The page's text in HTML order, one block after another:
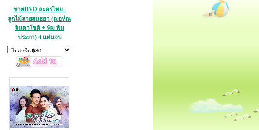
ขายDVD ละครไทย :
ลูกไม้ลายสนธยา (ฌอห์ณ
จินดาโชติ + พิม พิม
ประภา) 4 แผ่นจบ